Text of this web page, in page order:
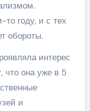
то году, и с тех
обороты.
интерес
что она уже в 5
и